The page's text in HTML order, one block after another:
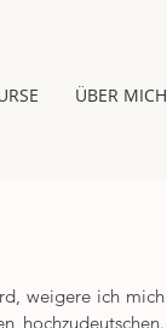
ÜBER MICH
weigere ich mich
hochzudeutschen.